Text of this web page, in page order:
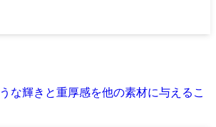
な輝きと重厚感を他の素材に与えるこ